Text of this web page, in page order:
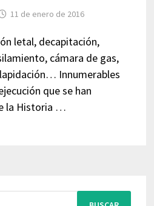
11 de enero de 2016
letal, decapitación,
cámara de gas,
Innumerables
que se han
la Historia …